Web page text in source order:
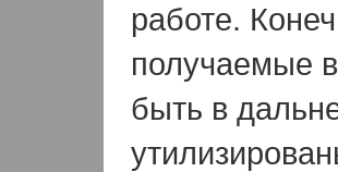
работе.
получаемые
быть в